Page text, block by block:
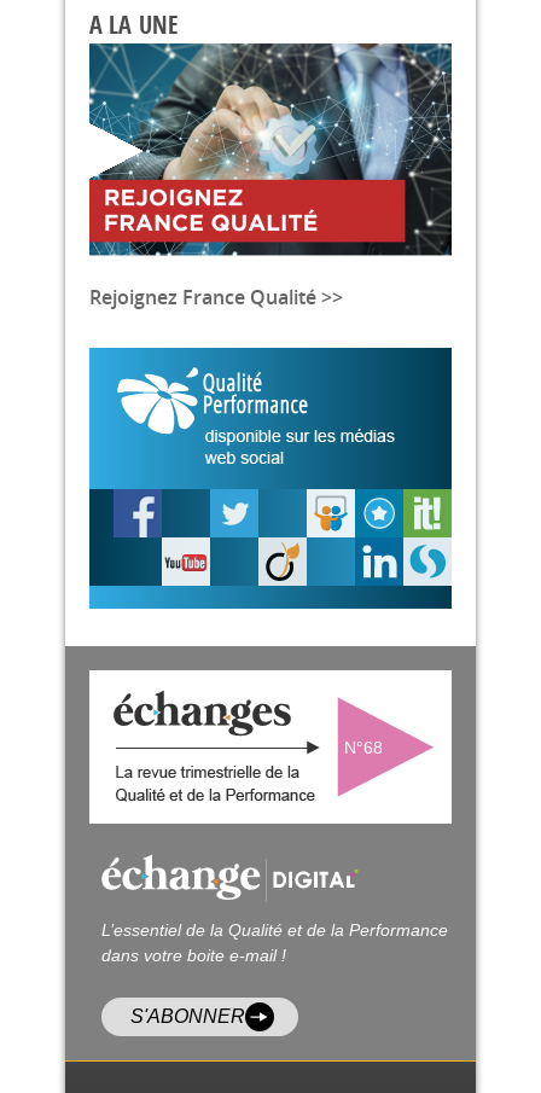
A LA UNE
Rejoignez France Qualité >>
N°68
L’essentiel de la Qualité et de la Performance
dans votre boite e-mail !
S'ABONNER